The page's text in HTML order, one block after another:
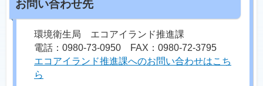
環境衛生局 エコアイランド推進課
電話：0980-73-0950 FAX：0980-72-3795
エコアイランド推進課へのお問い合わせはこち
ら